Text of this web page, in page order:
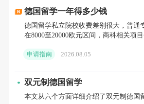
卡尔斯鲁厄理工学院的建
久，可追溯至1825年。
室内设计。教育和研究活动涵
泛范围，从创新的建筑设计
德国留学一年得多少钱
德国留学私立院校收费差别很大，普通
在8000至20000欧元区间，商科相关项目
申请指南 2026.08.05
双元制德国留学
本文从六个方面详细介绍了双元制德国